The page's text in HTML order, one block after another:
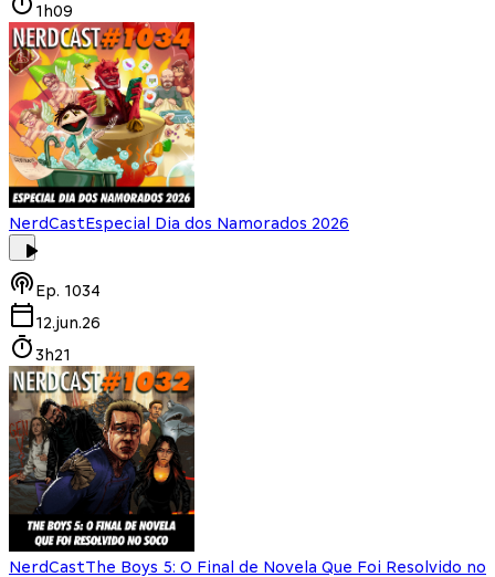
1h09
NerdCastEspecial Dia dos Namorados 2026
Ep. 1034
12.jun.26
3h21
NerdCastThe Boys 5: O Final de Novela Que Foi Resolvido no